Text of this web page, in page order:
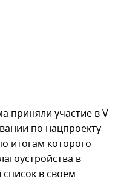
приняли участие в V
по нацпроекту
итогам которого
в
в своем